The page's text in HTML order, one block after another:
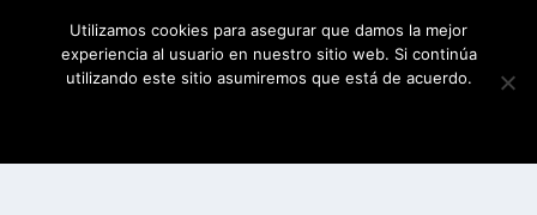
Utilizamos cookies para asegurar que damos la mejor
experiencia al usuario en nuestro sitio web. Si continúa
utilizando este sitio asumiremos que está de acuerdo.